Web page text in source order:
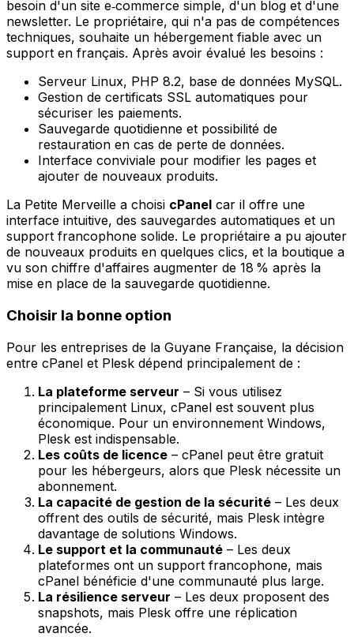
besoin d'un site e‑commerce simple, d'un blog et d'une
newsletter. Le propriétaire, qui n'a pas de compétences
techniques, souhaite un hébergement fiable avec un
support en français. Après avoir évalué les besoins :
Serveur Linux, PHP 8.2, base de données MySQL.
Gestion de certificats SSL automatiques pour
sécuriser les paiements.
Sauvegarde quotidienne et possibilité de
restauration en cas de perte de données.
Interface conviviale pour modifier les pages et
ajouter de nouveaux produits.
La Petite Merveille a choisi cPanel car il offre une
interface intuitive, des sauvegardes automatiques et un
support francophone solide. Le propriétaire a pu ajouter
de nouveaux produits en quelques clics, et la boutique a
vu son chiffre d'affaires augmenter de 18 % après la
mise en place de la sauvegarde quotidienne.
Choisir la bonne option
Pour les entreprises de la Guyane Française, la décision
entre cPanel et Plesk dépend principalement de :
La plateforme serveur – Si vous utilisez
principalement Linux, cPanel est souvent plus
économique. Pour un environnement Windows,
Plesk est indispensable.
Les coûts de licence – cPanel peut être gratuit
pour les hébergeurs, alors que Plesk nécessite un
abonnement.
La capacité de gestion de la sécurité – Les deux
offrent des outils de sécurité, mais Plesk intègre
davantage de solutions Windows.
Le support et la communauté – Les deux
plateformes ont un support francophone, mais
cPanel bénéficie d'une communauté plus large.
La résilience serveur – Les deux proposent des
snapshots, mais Plesk offre une réplication
avancée.